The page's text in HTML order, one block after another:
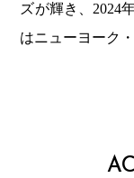
ズが輝き、2024
はニューヨーク